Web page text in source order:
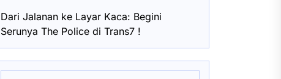
Dari Jalanan ke Layar Kaca: Begini
Serunya The Police di Trans7 !